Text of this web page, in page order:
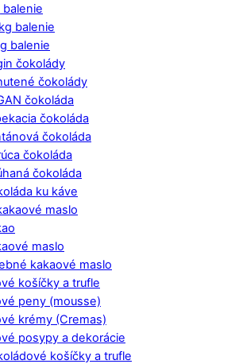
balenie
balenie
balenie
čokolády
čokolády
čokoláda
čokoláda
čokoláda
čokoláda
čokoláda
ku káve
maslo
maslo
kakaové maslo
košíčky a trufle
peny (mousse)
krémy (Cremas)
posypy a dekorácie
košíčky a trufle